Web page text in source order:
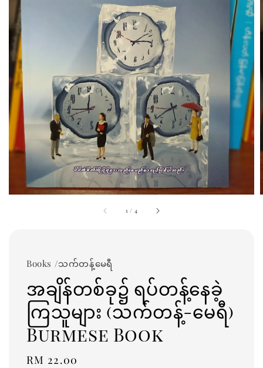
1 / 4
Books /သက်တန့်မေရီ
အချိန်တစ်ခု၌ ရပ်တန့်နေခဲ့
ကြသူများ (သက်တန့်-မေရီ)
Burmese Book
Regular
RM 22.00